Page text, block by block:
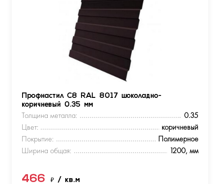
Профнастил С8 RAL 8017 шоколадно-
коричневый 0.35 мм
Толщина металла:
0.35
Цвет:
коричневый
Покрытие:
Полимерное
Ширина общая:
1200, мм
466 ₽ / кв.м